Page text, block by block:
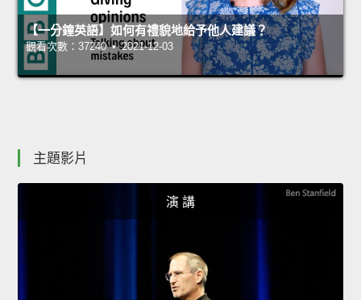
【一分鐘英語】如何有禮貌地給予他人建議？
觀看次數：37240 • 2021-12-03
主題影片
演 講